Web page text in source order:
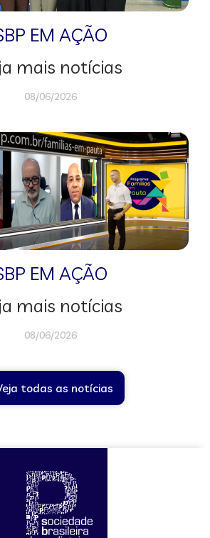
EM AÇÃO
mais notícias
08/06/2026
EM AÇÃO
mais notícias
08/06/2026
todas as notícias